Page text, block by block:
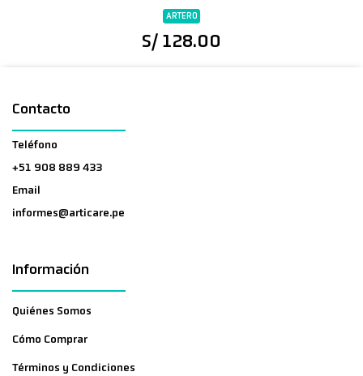
ARTERO
S/ 128.00
Contacto
Teléfono
+51 908 889 433
Email
informes@articare.pe
Información
Quiénes Somos
Cómo Comprar
Términos y Condiciones